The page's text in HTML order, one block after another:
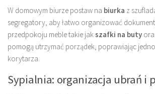
W domowym biurze postaw na biurka z
segregatory, aby łatwo organizować
przedpokoju meble takie jakszafki na buty
pomogą utrzymać porządek, poprawiając
korytarza.
Sypialnia: organizacja ubrań i